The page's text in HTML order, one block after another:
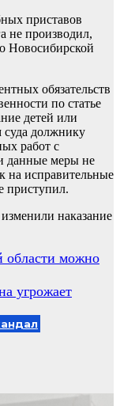
приставов
не производил,
Новосибирской
обязательств
по статье
детей или
суда должнику
работ с
данные меры не
на исправительные
приступил.
наказание
области можно
угрожает